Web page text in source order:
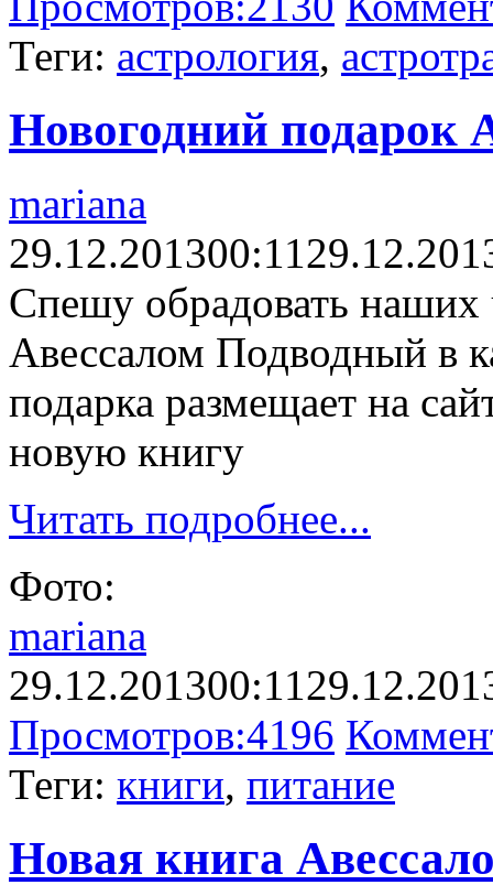
Теги: астрология,
Новогодний подарок
mariana
29.12.201300:11
Спешу обрадовать наших
Авессалом Подводный в
подарка размещает на
новую книгу
Читать подробнее...
Фото:
mariana
29.12.201300:11
Просмотров:4196
Теги: книги, питание
Новая книга